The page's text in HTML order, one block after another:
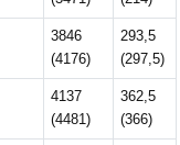
3846
(4176)
293,5
(297,5)
4137
(4481)
362,5
(366)